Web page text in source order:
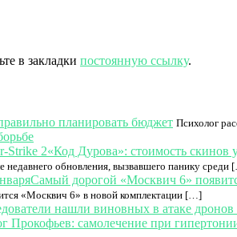
в закладки постоянную ссылку.
планировать бюджет Психолог
«Код Дурова»: стоимость скинов
недавнего обновления, вызвавшего панику среди
Самый дорогой «Москвич 6»
«Москвич 6» в новой комплектации […]
нашли виновных в атаке
Прокофьев: самолечение при